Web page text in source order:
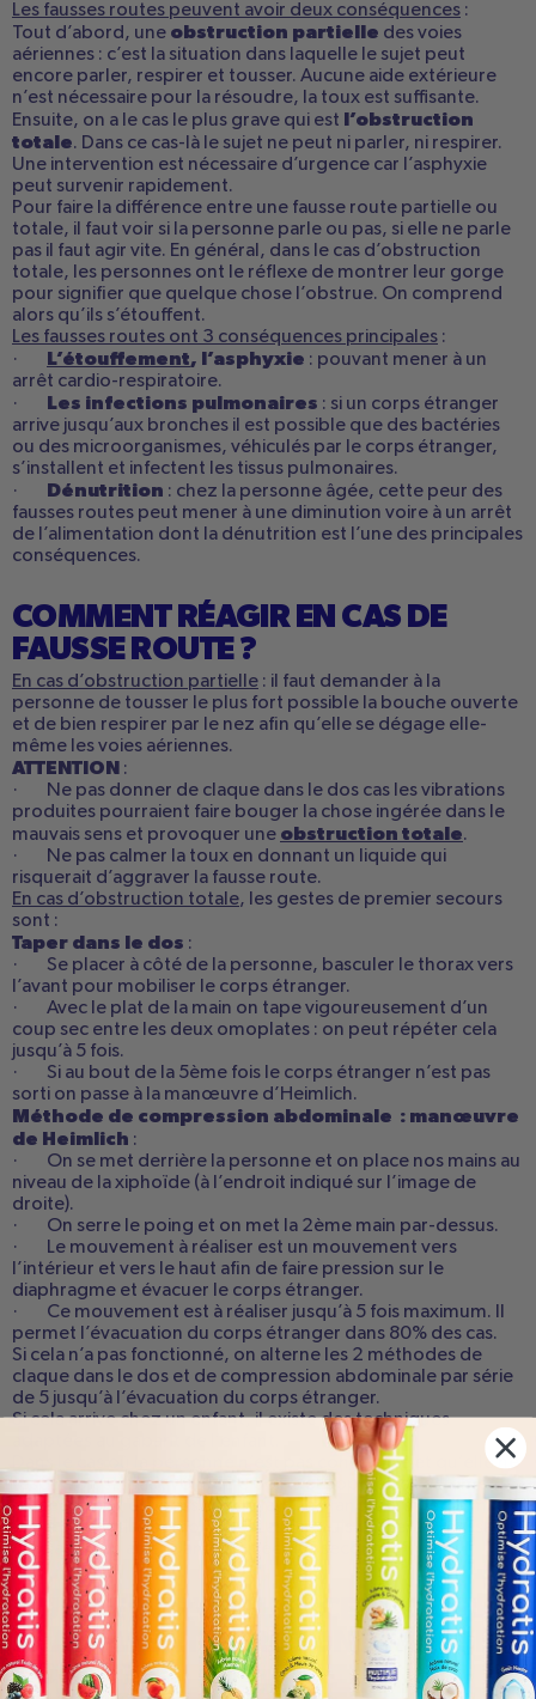
Les fausses routes peuvent avoir deux conséquences :
Tout d’abord, une obstruction partielle des voies
aériennes : c’est la situation dans laquelle le sujet peut
encore parler, respirer et tousser. Aucune aide extérieure
n’est nécessaire pour la résoudre, la toux est suffisante.
Ensuite, on a le cas le plus grave qui est
l’obstruction
totale. Dans ce cas-là le sujet ne peut ni parler, ni respirer.
Une intervention est nécessaire d’urgence car l’asphyxie
peut survenir rapidement.
Pour faire la différence entre une fausse route partielle ou
totale, il faut voir si la personne parle ou pas, si elle ne parle
pas il faut agir vite. En général, dans le cas d’obstruction
totale, les personnes ont le réflexe de montrer leur gorge
pour signifier que quelque chose l’obstrue. On comprend
alors qu’ils s’étouffent.
Les fausses routes ont 3 conséquences principales :
·
L’étouffement, l’asphyxie : pouvant mener à un
arrêt cardio-respiratoire.
·
Les infections pulmonaires : si un corps étranger
arrive jusqu’aux bronches il est possible que des bactéries
ou des microorganismes, véhiculés par le corps étranger,
s’installent et infectent les tissus pulmonaires.
·
Dénutrition : chez la personne âgée, cette peur des
fausses routes peut mener à une diminution voire à un arrêt
de l’alimentation dont la dénutrition est l’une des principales
conséquences.
COMMENT RÉAGIR EN CAS DE
FAUSSE ROUTE ?
En cas d’obstruction partielle : il faut demander à la
personne de tousser le plus fort possible la bouche ouverte
et de bien respirer par le nez afin qu’elle se dégage elle-
même les voies aériennes.
ATTENTION :
· Ne pas donner de claque dans le dos cas les vibrations
produites pourraient faire bouger la chose ingérée dans le
mauvais sens et provoquer une obstruction totale.
· Ne pas calmer la toux en donnant un liquide qui
risquerait d’aggraver la fausse route.
En cas d’obstruction totale, les gestes de premier secours
sont :
Taper dans le dos :
· Se placer à côté de la personne, basculer le thorax vers
l’avant pour mobiliser le corps étranger.
· Avec le plat de la main on tape vigoureusement d’un
coup sec entre les deux omoplates : on peut répéter cela
jusqu’à 5 fois.
· Si au bout de la 5ème fois le corps étranger n’est pas
sorti on passe à la manœuvre d’Heimlich.
Méthode de compression abdominale : manœuvre
de Heimlich :
· On se met derrière la personne et on place nos mains au
niveau de la xiphoïde (à l’endroit indiqué sur l’image de
droite).
· On serre le poing et on met la 2ème main par-dessus.
· Le mouvement à réaliser est un mouvement vers
l’intérieur et vers le haut afin de faire pression sur le
diaphragme et évacuer le corps étranger.
· Ce mouvement est à réaliser jusqu’à 5 fois maximum. Il
permet l’évacuation du corps étranger dans 80% des cas.
Si cela n’a pas fonctionné, on alterne les 2 méthodes de
claque dans le dos et de compression abdominale par série
de 5 jusqu’à l’évacuation du corps étranger.
Si cela arrive chez un enfant, il existe des techniques
Dans le cas où la personne n’est pas consciente et qu’elle ne
respire plus, il faut vérifier le pouls et appeler directement
les secours, il est possible de faire la manœuvre de Heimlich
sur le sol ou si la personne est assise puis passer au massage
cardiaque en attendant l’arrivée des secours.
QUELLE SURVEILLANCE ET QUEL
TRAITEMENT APRÈS UNE FAUSSE
ROUTE ?